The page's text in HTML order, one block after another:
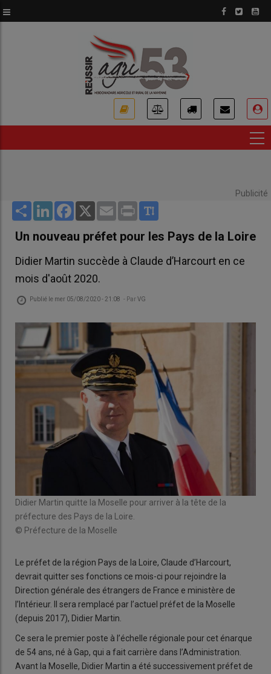
au
Publicité
Share LinkedInFacebook
X Email Print
Un nouveau préfet pour les Pays de la Loire
Didier Martin succède à Claude d’Harcourt en ce
mois d'août 2020.
Publié le mer 05/08/2020 - 21:08 - ParVG
Didier Martin quitte la Moselle pour arriver à la tête de la
préfecture des Pays de la Loire.
© Préfecture de la Moselle
Le préfet de la région Pays de la Loire, Claude d’Harcourt,
devrait quitter ses fonctions ce mois-ci pour rejoindre la
Direction générale des étrangers de France e ministère de
l’Intérieur. Il sera remplacé par l’actuel préfet de la Moselle
(depuis 2017), Didier Martin.
Ce sera le premier poste à l’échelle régionale pour cet énarque
de 54 ans, né à Gap, qui a fait carrière dans l’Administration.
Avant la Moselle, Didier Martin a été successivement préfet de